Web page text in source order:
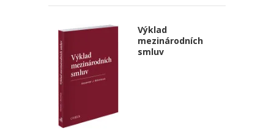
Výklad
mezinárodních
smluv